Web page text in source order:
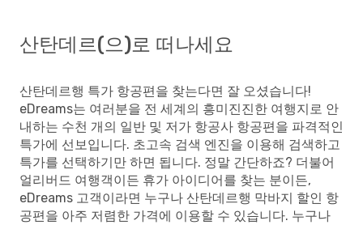
산탄데르(으)로 떠나세요
산탄데르행 특가 항공편을 찾는다면 잘 오셨습니다!
eDreams는 여러분을 전 세계의 흥미진진한 여행지로 안
내하는 수천 개의 일반 및 저가 항공사 항공편을 파격적인
특가에 선보입니다. 초고속 검색 엔진을 이용해 검색하고
특가를 선택하기만 하면 됩니다. 정말 간단하죠? 더불어
얼리버드 여행객이든 휴가 아이디어를 찾는 분이든,
eDreams 고객이라면 누구나 산탄데르행 막바지 할인 항
공편을 아주 저렴한 가격에 이용할 수 있습니다. 누구나